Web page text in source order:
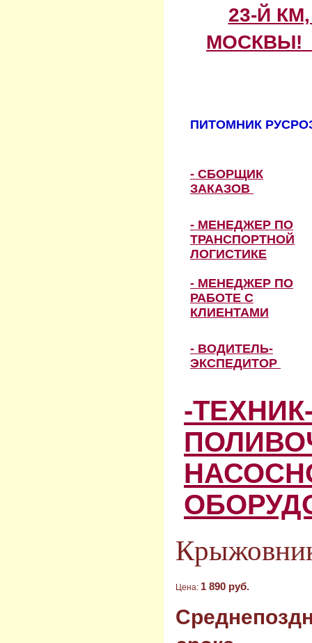
23-Й
МОСКВЫ!
ПИТОМНИК
- СБОРЩИК
ЗАКАЗОВ
- МЕНЕДЖЕР ПО
ТРАНСПОРТНОЙ
ЛОГИСТИКЕ
- МЕНЕДЖЕР ПО
РАБОТЕ С
КЛИЕНТАМИ
- ВОДИТЕЛЬ-
ЭКСПЕДИТОР
-
Цена: 1 890 руб.